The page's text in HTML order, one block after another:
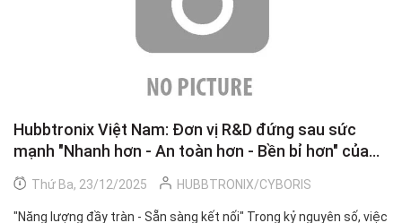
Hubbtronix Việt Nam: Đơn vị R&D đứng sau sức
mạnh "Nhanh hơn - An toàn hơn - Bền bỉ hơn" của
HubbFast
Thứ Ba, 23/12/2025 HUBBTRONIX/CYBORIS
"Năng lượng đầy tràn - Sẵn sàng kết nối" Trong kỷ nguyên số, việc